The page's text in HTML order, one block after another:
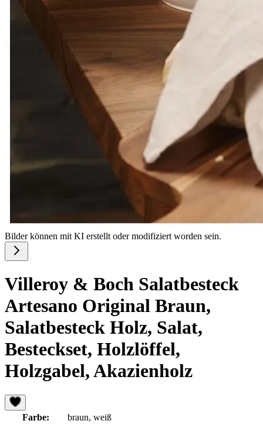
Bilder können mit KI erstellt oder modifiziert worden sein.
Villeroy & Boch Salatbesteck
Artesano Original Braun,
Salatbesteck Holz, Salat,
Besteckset, Holzlöffel,
Holzgabel, Akazienholz
Farbe:
braun, weiß